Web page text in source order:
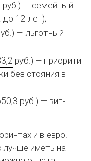
руб.) — семейный
до 12 лет);
— льготный
руб.) — приорити
без стояния в
руб.) — вип-
и в евро.
лучше иметь на